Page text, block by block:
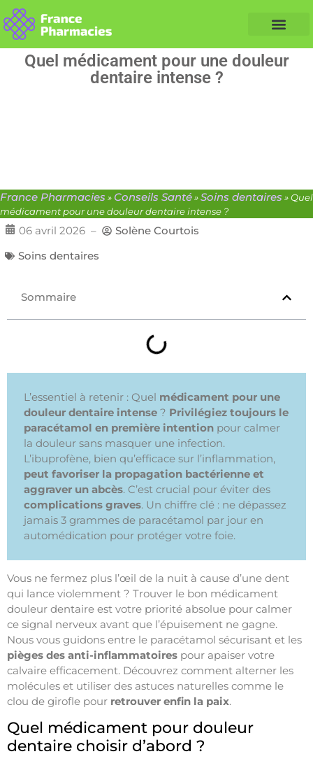
Quel médicament pour une douleur
dentaire intense ?
France Pharmacies » Conseils Santé»Soins dentaires »Quel
médicament pour une douleur dentaire intense ?
06 avril 2026 –
Solène Courtois
Soins dentaires
Sommaire
L’essentiel à retenir : Quel médicament pour une
douleur dentaire intense ? Privilégiez toujours le
paracétamol en première intention pour calmer
la douleur sans masquer une infection.
L’ibuprofène, bien qu’efficace sur l’inflammation,
peut favoriser la propagation bactérienne et
aggraver un abcès. C’est crucial pour éviter des
complications graves. Un chiffre clé : ne dépassez
jamais 3 grammes de paracétamol par jour en
automédication pour protéger votre foie.
Vous ne fermez plus l’œil de la nuit à cause d’une dent
qui lance violemment ? Trouver le bon médicament
douleur dentaire est votre priorité absolue pour calmer
ce signal nerveux avant que l’épuisement ne gagne.
Nous vous guidons entre le paracétamol sécurisant et les
pièges des anti-inflammatoires pour apaiser votre
calvaire efficacement. Découvrez comment alterner les
molécules et utiliser des astuces naturelles comme le
clou de girofle pour retrouver enfin la paix.
Quel médicament pour douleur
dentaire choisir d’abord ?